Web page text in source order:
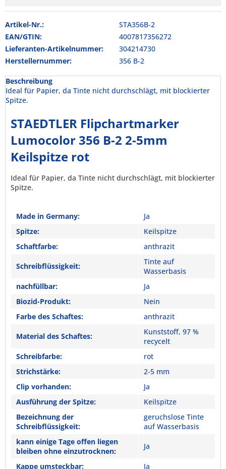
Artikel-Nr.:
STA356B-2
EAN/GTIN:
4007817356272
Lieferanten-Artikelnummer:
304214730
Herstellernummer:
356 B-2
Beschreibung
Ideal für Papier, da Tinte nicht durchschlägt, mit blockierter
Spitze.
STAEDTLER Flipchartmarker
Lumocolor 356 B-2 2-5mm
Keilspitze rot
Ideal für Papier, da Tinte nicht durchschlägt, mit blockierter
Spitze.
Made in Germany:
Ja
Spitze:
Keilspitze
Schaftfarbe:
anthrazit
Schreibflüssigkeit:
Tinte auf
Wasserbasis
nachfüllbar:
Ja
Biozid-Produkt:
Nein
Farbe des Schaftes:
anthrazit
Material des Schaftes:
Kunststoff, 97 %
recycelt
Schreibfarbe:
rot
Strichstärke:
2-5 mm
Clip vorhanden:
Ja
Ausführung der Spitze:
Keilspitze
Bezeichnung der
Schreibflüssigkeit:
geruchslose Tinte
auf Wasserbasis
kann einige Tage offen liegen
bleiben ohne einzutrocknen:
Ja
Kappe umsteckbar:
Ja